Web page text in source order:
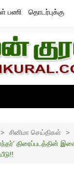
பணி தொடர்புக்கு
சினிமா செய்திகள்
திரைப்படத்தின்